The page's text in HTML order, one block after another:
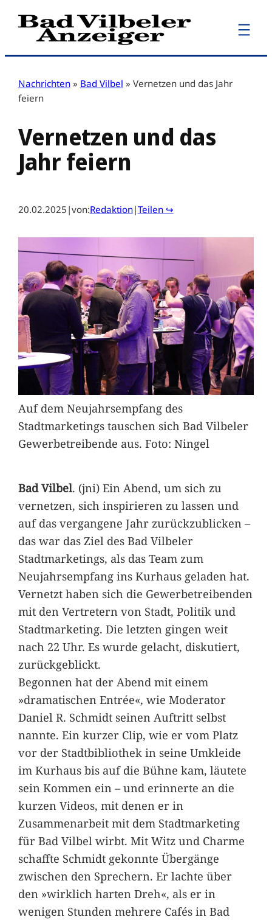
Zum
Inhalt
Nachrichten » Bad Vilbel » Vernetzen und das Jahr
feiern
Vernetzen und das
Jahr feiern
20.02.2025 |von:Redaktion|Teilen ↪
Auf dem Neujahrsempfang des
Stadtmarketings tauschen sich Bad Vilbeler
Gewerbetreibende aus. Foto: Ningel
Bad Vilbel. (jni) Ein Abend, um sich zu
vernetzen, sich inspirieren zu lassen und
auf das vergangene Jahr zurückzublicken –
das war das Ziel des Bad Vilbeler
Stadtmarketings, als das Team zum
Neujahrsempfang ins Kurhaus geladen hat.
Vernetzt haben sich die Gewerbetreibenden
mit den Vertretern von Stadt, Politik und
Stadtmarketing. Die letzten gingen weit
nach 22 Uhr. Es wurde gelacht, diskutiert,
zurückgeblickt.
Begonnen hat der Abend mit einem
»dramatischen Entrée«, wie Moderator
Daniel R. Schmidt seinen Auftritt selbst
nannte. Ein kurzer Clip, wie er vom Platz
vor der Stadtbibliothek in seine Umkleide
im Kurhaus bis auf die Bühne kam, läutete
sein Kommen ein – und erinnerte an die
kurzen Videos, mit denen er in
Zusammenarbeit mit dem Stadtmarketing
für Bad Vilbel wirbt. Mit Witz und Charme
schaffte Schmidt gekonnte Übergänge
zwischen den Sprechern. Er lachte über
den »wirklich harten Dreh«, als er in
wenigen Stunden mehrere Cafés in Bad